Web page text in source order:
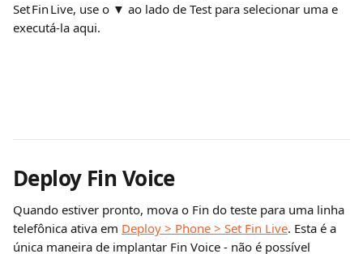
Set Fin Live, use o ▼ ao lado de Test para selecionar uma e
executá-la aqui.
Deploy Fin Voice
Quando estiver pronto, mova o Fin do teste para uma linha
telefônica ativa em Deploy > Phone > Set Fin Live. Esta é a
única maneira de implantar Fin Voice - não é possível